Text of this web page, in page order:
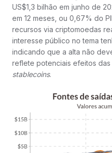
US$1,3 bilhão em junho de
em 12 meses, ou 0,67% do
recursos via criptomoedas
interesse público no tema
indicando que a alta não
reflete potenciais efeitos
stablecoins.